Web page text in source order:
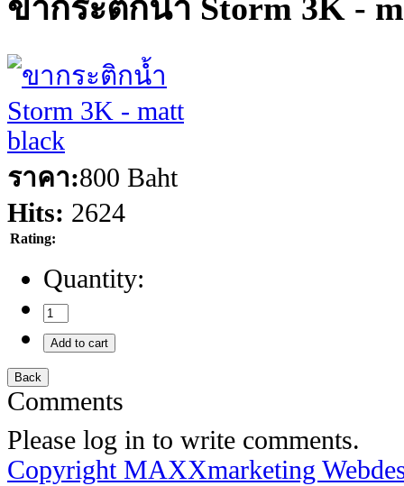
ขากระติกน้ำ Storm 3K -
ราคา:800 Baht
Hits: 2624
Rating:
Quantity:
Comments
Please log in to write comments.
Copyright MAXXmarketing